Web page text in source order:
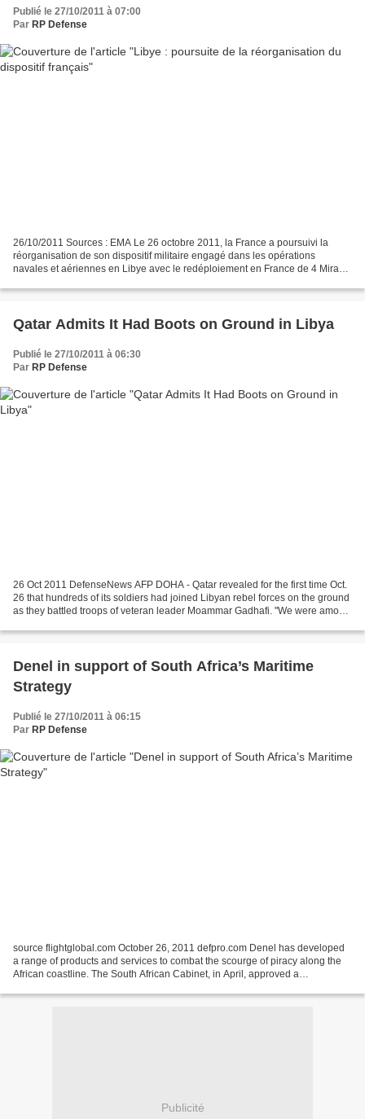
Publié le 27/10/2011 à 07:00
Par RP Defense
26/10/2011 Sources : EMA Le 26 octobre 2011, la France a poursuivi la
réorganisation de son dispositif militaire engagé dans les opérations
navales et aériennes en Libye avec le redéploiement en France de 4 Mirage
Qatar Admits It Had Boots on Ground in Libya
Publié le 27/10/2011 à 06:30
Par RP Defense
26 Oct 2011 DefenseNews AFP DOHA - Qatar revealed for the first time Oct.
26 that hundreds of its soldiers had joined Libyan rebel forces on the ground
as they battled troops of veteran leader Moammar Gadhafi. "We were among
Denel in support of South Africa’s Maritime
Strategy
Publié le 27/10/2011 à 06:15
Par RP Defense
source flightglobal.com October 26, 2011 defpro.com Denel has developed
a range of products and services to combat the scourge of piracy along the
African coastline. The South African Cabinet, in April, approved a
Publicité